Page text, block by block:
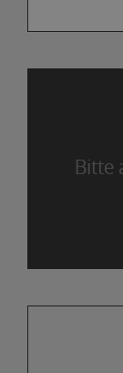
Bitte